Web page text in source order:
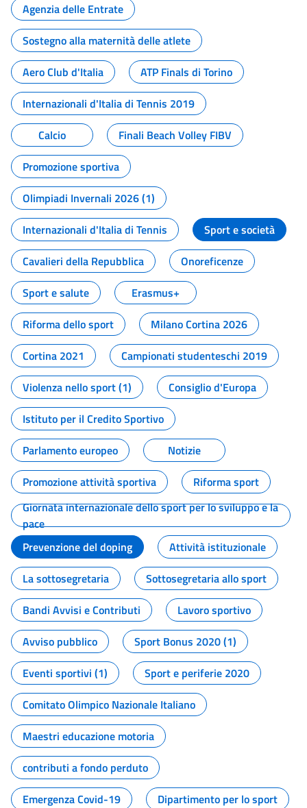
Agenzia delle Entrate
Sostegno alla maternità delle atlete
Aero Club d'Italia
ATP Finals di Torino
Internazionali d'Italia di Tennis 2019
Calcio
Finali Beach Volley FIBV
Promozione sportiva
Olimpiadi Invernali 2026 (1)
Internazionali d'Italia di Tennis
Sport e società
Cavalieri della Repubblica
Onoreficenze
Sport e salute
Erasmus+
Riforma dello sport
Milano Cortina 2026
Cortina 2021
Campionati studenteschi 2019
Violenza nello sport (1)
Consiglio d'Europa
Istituto per il Credito Sportivo
Parlamento europeo
Notizie
Promozione attività sportiva
Riforma sport
Giornata internazionale dello sport per lo sviluppo e la
pace
Prevenzione del doping
Attività istituzionale
La sottosegretaria
Sottosegretaria allo sport
Bandi Avvisi e Contributi
Lavoro sportivo
Avviso pubblico
Sport Bonus 2020 (1)
Eventi sportivi (1)
Sport e periferie 2020
Comitato Olimpico Nazionale Italiano
Maestri educazione motoria
contributi a fondo perduto
Emergenza Covid-19
Dipartimento per lo sport